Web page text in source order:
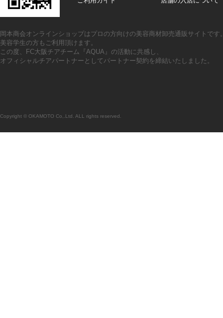
岡本商会オンラインショップはプロの方向けの美容商材卸売通販サイトです
美容学生の方もご利用頂けます。
この度、FC大阪チアチーム『AQUA』の活動に共感し、
オフィシャルチアパートナーとしてパートナー契約を締結いたしました。
Copyright © OKAMOTO Co,.Ltd. ALL rights reserved.